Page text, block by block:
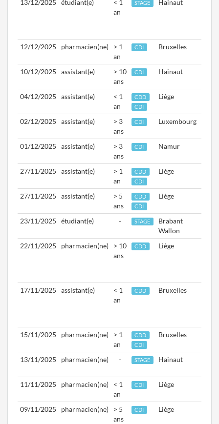
13/12/2025
étudiant(e)
< 1
an
STAGE Hainaut
12/12/2025
pharmacien(ne)
> 1
an
CDI Bruxelles
10/12/2025
assistant(e)
> 10
ans
CDI Hainaut
04/12/2025
assistant(e)
< 1
an
CDD
CDI
Liège
02/12/2025
assistant(e)
> 3
ans
CDI Luxembourg
01/12/2025
assistant(e)
> 3
ans
CDI Namur
27/11/2025
assistant(e)
> 1
an
CDD
CDI
Liège
27/11/2025
assistant(e)
> 5
ans
CDD
CDI
Liège
23/11/2025
étudiant(e) - STAGE
Brabant
Wallon
22/11/2025
pharmacien(ne)
> 10
ans
CDD Liège
17/11/2025
assistant(e)
< 1
an
CDD Bruxelles
15/11/2025
pharmacien(ne)
> 1
an
CDD
CDI
Bruxelles
13/11/2025
pharmacien(ne) - STAGE Hainaut
11/11/2025
pharmacien(ne)
< 1
an
CDI Liège
09/11/2025
pharmacien(ne)
> 5
ans
CDI Liège